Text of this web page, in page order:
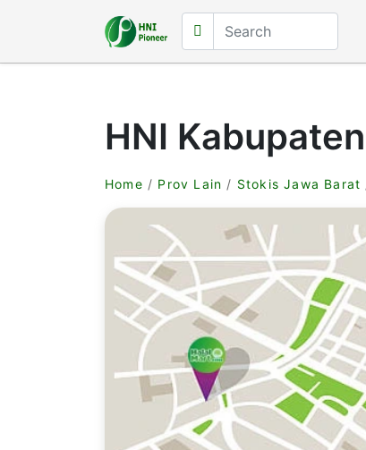
HNI
Home / Prov Lain / Stokis Jawa Barat